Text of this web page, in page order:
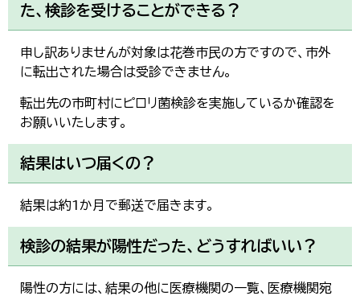
た、検診を受けることができる？
申し訳ありませんが対象は花巻市民の方ですので、市外
に転出された場合は受診できません。
転出先の市町村にピロリ菌検診を実施しているか確認を
お願いいたします。
結果はいつ届くの？
結果は約1か月で郵送で届きます。
検診の結果が陽性だった、どうすればいい？
陽性の方には、結果の他に医療機関の一覧、医療機関宛